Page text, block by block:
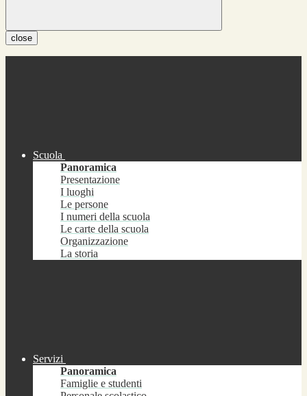
close
Scuola
Panoramica
Presentazione
I luoghi
Le persone
I numeri della scuola
Le carte della scuola
Organizzazione
La storia
Servizi
Panoramica
Famiglie e studenti